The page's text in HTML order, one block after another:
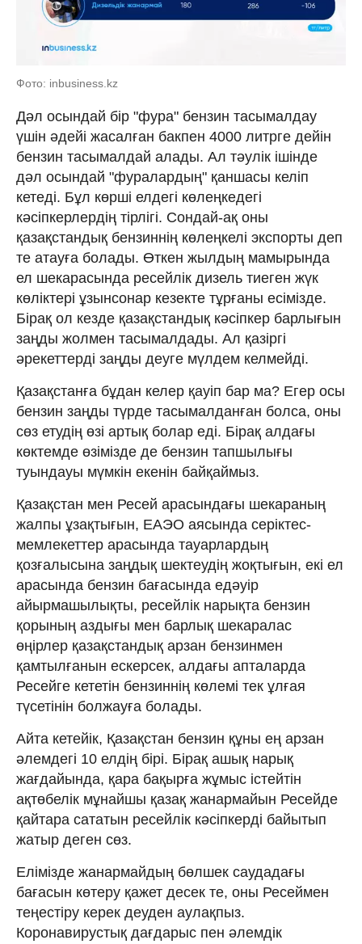
Фото: inbusiness.kz
Дәл осындай бір "фура" бензин тасымалдау
үшін әдейі жасалған бакпен 4000 литрге дейін
бензин тасымалдай алады. Ал тәулік ішінде
дәл осындай "фуралардың" қаншасы келіп
кетеді. Бұл көрші елдегі көлеңкедегі
кәсіпкерлердің тірлігі. Сондай-ақ оны
қазақстандық бензиннің көлеңкелі экспорты деп
те атауға болады. Өткен жылдың мамырында
ел шекарасында ресейлік дизель тиеген жүк
көліктері ұзынсонар кезекте тұрғаны есімізде.
Бірақ ол кезде қазақстандық кәсіпкер барлығын
заңды жолмен тасымалдады. Ал қазіргі
әрекеттерді заңды деуге мүлдем келмейді.
Қазақстанға бұдан келер қауіп бар ма? Егер осы
бензин заңды түрде тасымалданған болса, оны
сөз етудің өзі артық болар еді. Бірақ алдағы
көктемде өзімізде де бензин тапшылығы
туындауы мүмкін екенін байқаймыз.
Қазақстан мен Ресей арасындағы шекараның
жалпы ұзақтығын, ЕАЭО аясында серіктес-
мемлекеттер арасында тауарлардың
қозғалысына заңдық шектеудің жоқтығын, екі ел
арасында бензин бағасында едәуір
айырмашылықты, ресейлік нарықта бензин
қорының аздығы мен барлық шекаралас
өңірлер қазақстандық арзан бензинмен
қамтылғанын ескерсек, алдағы апталарда
Ресейге кететін бензиннің көлемі тек ұлғая
түсетінін болжауға болады.
Айта кетейік, Қазақстан бензин құны ең арзан
әлемдегі 10 елдің бірі. Бірақ ашық нарық
жағдайында, қара бақырға жұмыс істейтін
ақтөбелік мұнайшы қазақ жанармайын Ресейде
қайтара сататын ресейлік кәсіпкерді байытып
жатыр деген сөз.
Елімізде жанармайдың бөлшек саудадағы
бағасын көтеру қажет десек те, оны Ресеймен
теңестіру керек деуден аулақпыз.
Коронавирустық дағдарыс пен әлемдік